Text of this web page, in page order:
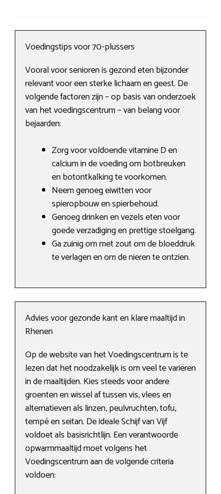
Voedingstips voor 70-plussers
Vooral voor senioren is gezond eten bijzonder
relevant voor een sterke lichaam en geest. De
volgende factoren zijn – op basis van onderzoek
van het voedingscentrum – van belang voor
bejaarden:
Zorg voor voldoende vitamine D en
calcium in de voeding om botbreuken
en botontkalking te voorkomen.
Neem genoeg eiwitten voor
spieropbouw en spierbehoud.
Genoeg drinken en vezels eten voor
goede verzadiging en prettige stoelgang.
Ga zuinig om met zout om de bloeddruk
te verlagen en om de nieren te ontzien.
Advies voor gezonde kant en klare maaltijd in
Rhenen
Op de website van het Voedingscentrum is te
lezen dat het noodzakelijk is om veel te variëren
in de maaltijden. Kies steeds voor andere
groenten en wissel af tussen vis, vlees en
alternatieven als linzen, peulvruchten, tofu,
tempé en seitan. De ideale Schijf van Vijf
voldoet als basisrichtlijn. Een verantwoorde
opwarmmaaltijd moet volgens het
Voedingscentrum aan de volgende criteria
voldoen: